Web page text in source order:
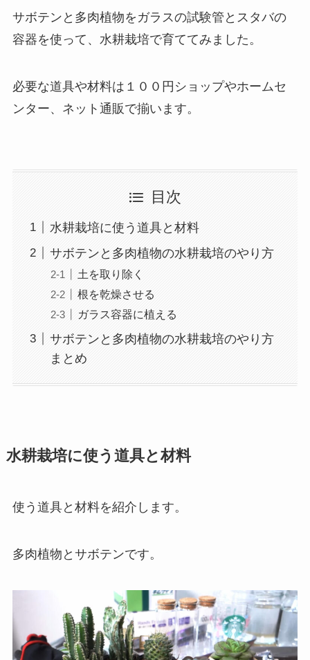
サボテンと多肉植物をガラスの試験管とスタバの
容器を使って、水耕栽培で育ててみました。
必要な道具や材料は１００円ショップやホームセ
ンター、ネット通販で揃います。
目次
水耕栽培に使う道具と材料
サボテンと多肉植物の水耕栽培のやり方
土を取り除く
根を乾燥させる
ガラス容器に植える
サボテンと多肉植物の水耕栽培のやり方
まとめ
水耕栽培に使う道具と材料
使う道具と材料を紹介します。
多肉植物とサボテンです。